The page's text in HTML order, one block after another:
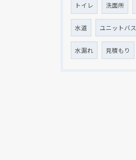
トイレ 洗面所
水道 ユニットバス
水漏れ 見積もり